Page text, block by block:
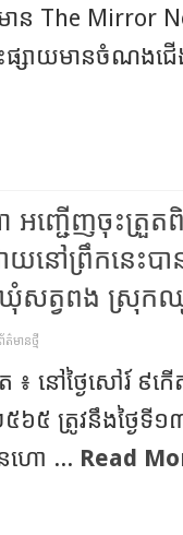
ាន The Mirror
សាយមានចំណងជើ
អញ្ជើញចុះត្រួត
នៅព្រឹកនេះប
ឃុំសត្វពង ស្រុក
ព័ត៌មានថ្មី
៖ នៅថ្ងៃសៅរ៍ ៩កើ
៥ ត្រូវនឹងថ្ងៃទី១
ហោ ... Read